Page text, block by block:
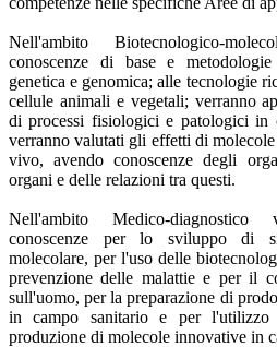
Nell'ambito Biotecnologico-
conoscenze di base e
genetica e genomica; alle tecnologie
cellule animali e vegetali; verranno
di processi fisiologici e patologici in
verranno valutati gli effetti di
vivo, avendo conoscenze degli
organi e delle relazioni tra questi.
Nell'ambito Medico-
conoscenze per lo sviluppo di
molecolare, per l'uso delle
prevenzione delle malattie e per il
sull'uomo, per la preparazione di
in campo sanitario e per
produzione di molecole innovative in